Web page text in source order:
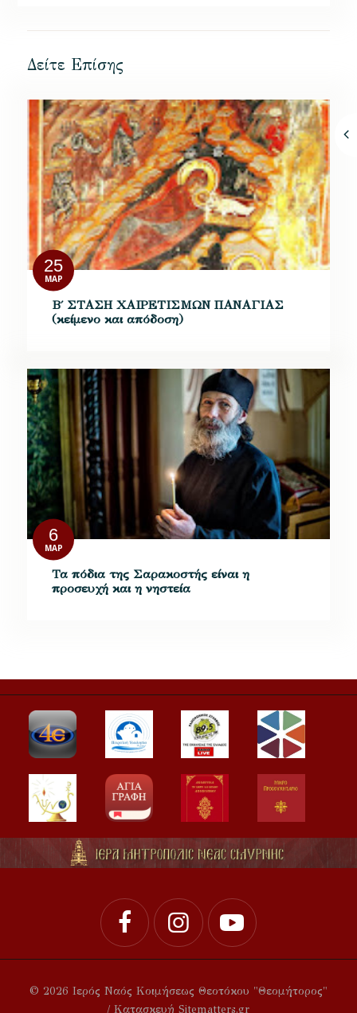
Δείτε Επίσης
25
ΜΑΡ
Β΄ ΣΤΑΣΗ ΧΑΙΡΕΤΙΣΜΩΝ ΠΑΝΑΓΙΑΣ
(κείμενο και απόδοση)
6
ΜΑΡ
Τα πόδια της Σαρακοστής είναι η
προσευχή και η νηστεία
© 2026 Ιερός Ναός Κοιμήσεως Θεοτόκου "Θεομήτορος"
/ Κατασκευή Sitematters.gr